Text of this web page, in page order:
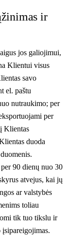
ir
jos galiojimui,
Klientui visus
savo
el. paštu
nutraukimo; per
per
Klientas
duoda
90 dienų nuo 30
atvejus, kai jų
ar valstybės
toliau
tik tuo tikslu ir